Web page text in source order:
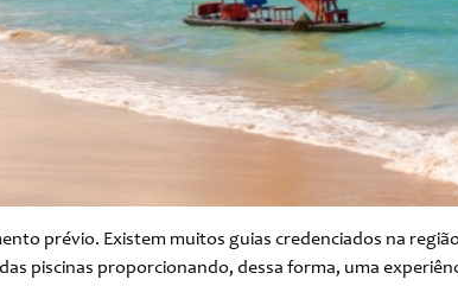
prévio. Existem muitos guias credenciados na
piscinas proporcionando, dessa forma, uma